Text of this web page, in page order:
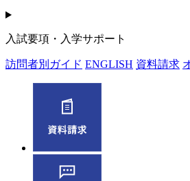
入試要項・入学サポート
訪問者別ガイド ENGLISH 資料請求